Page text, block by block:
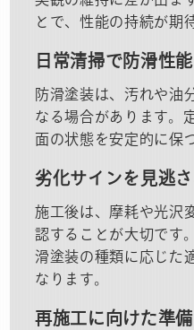
とで、性能の持続が期
日常清掃で防滑性
防滑塗装は、汚れや油
なる場合があります。
面の状態を安定的に保
劣化サインを見逃
施工後は、摩耗や光沢
認することが大切です
滑塗装の種類に応じた
なります。
再施工に向けた準